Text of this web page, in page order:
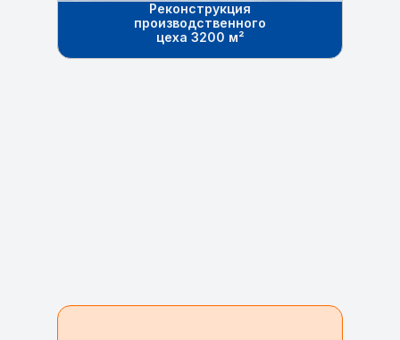
Реконструкция
производственного
цеха 3200 м²